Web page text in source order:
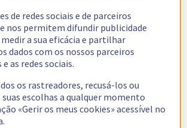
de redes sociais e de parceiros
nos permitem difundir publicidade
a sua eficácia e partilhar
dados com os nossos parceiros
as redes sociais.
os rastreadores, recusá-los ou
escolhas a qualquer momento
«Gerir os meus cookies» acessível no